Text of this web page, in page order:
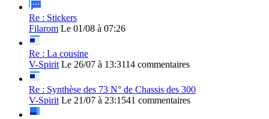
Re : Stickers
Filarom Le 01/08 à 07:26
Re : La cousine
V-Spirit Le 26/07 à 13:3114 commentaires
Re : Synthèse des 73 N° de Chassis des 300
V-Spirit Le 21/07 à 23:1541 commentaires